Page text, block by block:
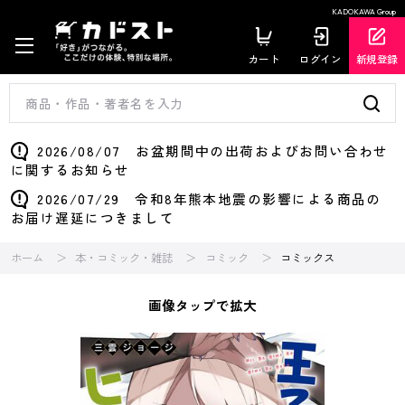
KADOKAWA Group
カート ログイン 新規登録
2026/08/07 お盆期間中の出荷およびお問い合わせ
に関するお知らせ
2026/07/29 令和8年熊本地震の影響による商品の
お届け遅延につきまして
ホーム 本・コミック・雑誌 コミック コミックス
画像タップで拡大